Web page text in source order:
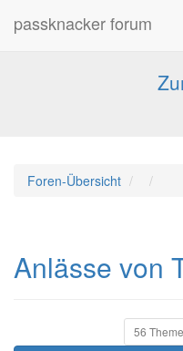
passknacker forum
Forum für alle
Foren-Übersicht
Anlässe von
56